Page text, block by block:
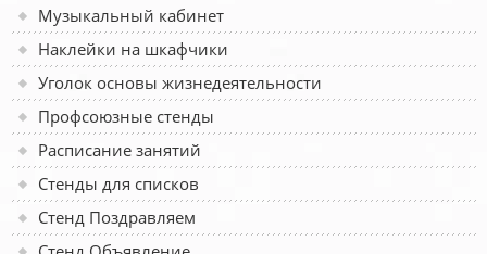
Музыкальный кабинет
Наклейки на шкафчики
Уголок основы жизнедеятельности
Профсоюзные стенды
Расписание занятий
Стенды для списков
Стенд Поздравляем